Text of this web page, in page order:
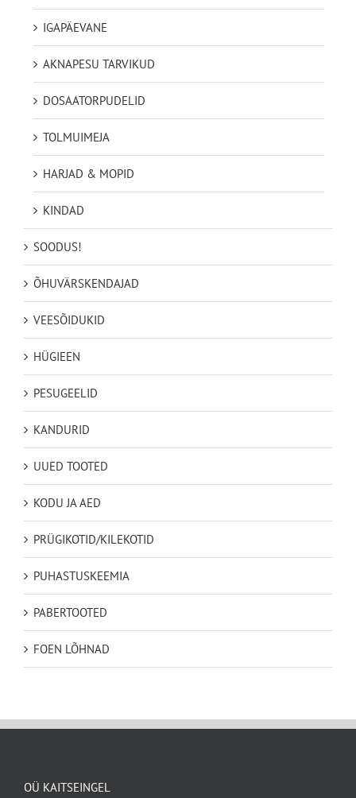
IGAPÄEVANE
AKNAPESU TARVIKUD
DOSAATORPUDELID
TOLMUIMEJA
HARJAD & MOPID
KINDAD
SOODUS!
ÕHUVÄRSKENDAJAD
VEESÕIDUKID
HÜGIEEN
PESUGEELID
KANDURID
UUED TOOTED
KODU JA AED
PRÜGIKOTID/KILEKOTID
PUHASTUSKEEMIA
PABERTOOTED
FOEN LÕHNAD
OÜ KAITSEINGEL